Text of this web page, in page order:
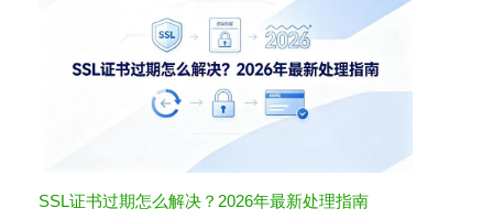
SSL证书过期怎么解决？2026年最新处理指南